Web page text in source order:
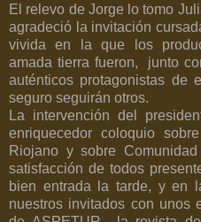
El relevo de Jorge lo tomo
agradeció la invitación
vivida en la que los
amada tierra fueron,
junto
auténticos protagonistas de
seguro seguirán otros.
La intervención del
enriquecedor coloquio
Riojano y sobre
satisfacción de todos
bien entrada la tarde, y en
nuestros invitados con unos